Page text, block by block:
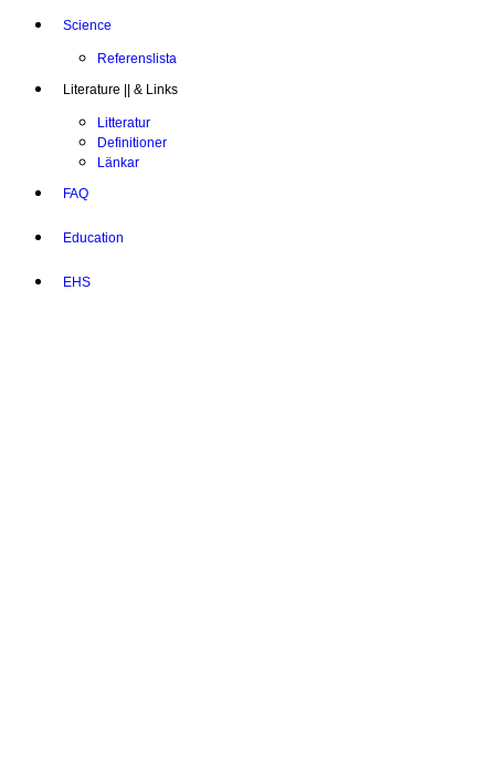
Science
Referenslista
Literature || & Links
Litteratur
Definitioner
Länkar
FAQ
Education
EHS